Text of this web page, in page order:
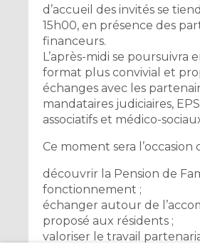
d’accueil des invités se
15h00, en présence des
financeurs.
L’après-midi se poursuivra
format plus convivial et
échanges avec les
mandataires judiciaires,
associatifs et médico-
Ce moment sera l’occasion
découvrir la Pension de
fonctionnement ;
échanger autour de
proposé aux résidents ;
valoriser le travail